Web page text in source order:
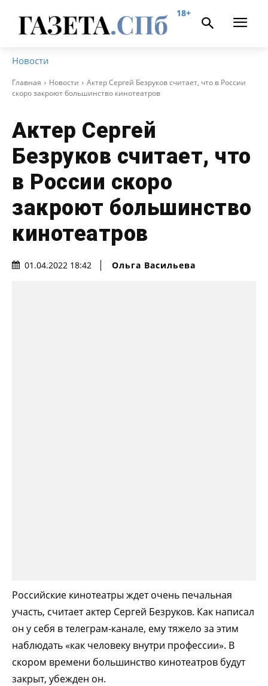
18+
Новости
Главная Новости
Актер Сергей Безруков считает, что в России
скоро закроют большинство кинотеатров
Актер Сергей
Безруков считает, что
в России скоро
закроют большинство
кинотеатров
01.04.2022 18:42 Ольга Васильева
Российские кинотеатры ждет очень печальная
участь, считает актер Сергей Безруков. Как написал
он у себя в телеграм-канале, ему тяжело за этим
наблюдать «как человеку внутри профессии». В
скором времени большинство кинотеатров будут
закрыт, убежден он.